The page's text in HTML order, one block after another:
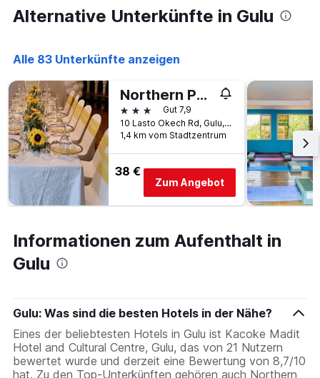
Achse,
durchschnittlichen
Zimmerpreis
für
heute
Nacht
in
den
letzten
3
Tagen
anzeigt.
Alternative Unterkünfte in Gulu
Alle 83 Unterkünfte anzeigen
Northern Pearl Limited
3 SterneGut 7,9
10 Lasto Okech Rd, Gulu, Uganda
1,4 km vom Stadtzentrum
38 €
Zum Angebot
Informationen zum Aufenthalt in
Gulu
Gulu: Was sind die besten Hotels in der Nähe?
Eines der beliebtesten Hotels in Gulu ist Kacoke Madit
Hotel and Cultural Centre, Gulu, das von 21 Nutzern
bewertet wurde und derzeit eine Bewertung von 8,7/10
hat. Zu den Top-Unterkünften gehören auch Northern